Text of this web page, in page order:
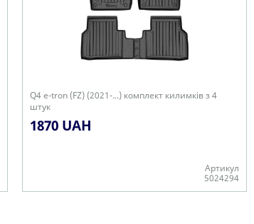
Q4 e-tron (FZ) (2021-...) комплект килимків з 4
штук
1870 UAH
Артикул
5024294